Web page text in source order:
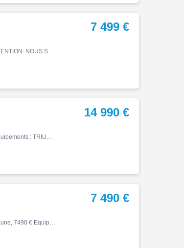
Street, 08/2023, 20336 km, Essence, 765cm³, 7499 € Equipements : ATTENTION: NOUS SOMMES FERMÉS DU 02/08/2026 AU 24/08/2026 INCLUS. Triumph Street Triple 765 R ABS Crit'air 1 aucun frais à prévoir, très bon état. ***Garantie 12 mois*** Reprise, assurance et financement possible. …
7 499 €
Street, 04/2026, 2850 km, Première main, Essence, 765cm³, 14990 € Equipements : TRIUMPH TIGER 1200 RALLY PRO : Moto en dépôt-vente, en excellent état, proche du neuf. D'origine et en option est équipée : * Ecran TFT * Ordinateur de bord * ABS * Traction Control * Leviers réglabl…
14 990 €
Street, 11/2023, 35726 km, Première main, Essence, 765cm³, Couleur jaune, 7490 € Equipements : Triumph Street Triple 765 RS *Couleur : Cosmic Yellow *Kilométrage : 35 726 km *Options : -ABS -Antipatinage -Modes de conduite -Rétroviseurs embout de guidon -Capot de selle -Sabot mo…
7 490 €